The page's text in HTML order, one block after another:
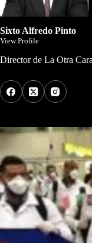
Sixto Alfredo Pinto
View Profile
Director de La Otra